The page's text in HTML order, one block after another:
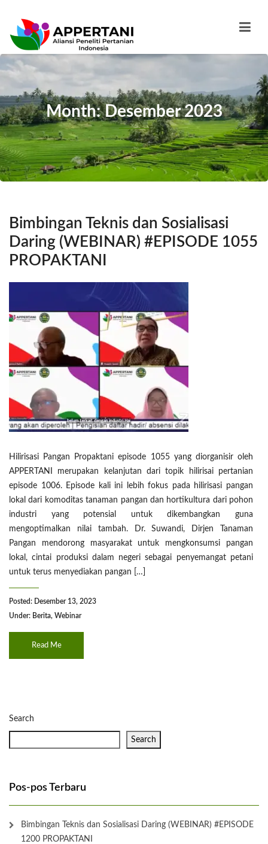
Month: Desember 2023
Bimbingan Teknis dan Sosialisasi
Daring (WEBINAR) #EPISODE 1055
PROPAKTANI
Hilirisasi Pangan Propaktani episode 1055 yang diorganisir oleh
APPERTANI merupakan kelanjutan dari topik hilirisai pertanian
episode 1006. Episode kali ini lebih fokus pada hilirisasi pangan
lokal dari komoditas tanaman pangan dan hortikultura dari pohon
industri yang potensial untuk dikembangkan guna
mengoptimalkan nilai tambah. Dr. Suwandi, Dirjen Tanaman
Pangan mendorong masyarakat untuk mengkonsumsi pangan
lokal, cintai produksi dalam negeri sebagai penyemangat petani
untuk terus menyediakan pangan […]
Posted: Desember 13, 2023
Under: Berita, Webinar
Read Me
Search
Search
Pos-pos Terbaru
Bimbingan Teknis dan Sosialisasi Daring (WEBINAR) #EPISODE
1200 PROPAKTANI